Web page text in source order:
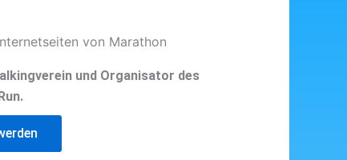
von Marathon
und Organisator des